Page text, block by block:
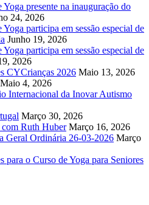
Yoga presente na inauguração do
24, 2026
Yoga participa em sessão especial de
Junho 19, 2026
Yoga participa em sessão especial de
2026
CYCrianças 2026 Maio 13, 2026
Maio 4, 2026
Internacional da Inovar Autismo
Março 30, 2026
com Ruth Huber Março 16, 2026
Geral Ordinária 26-03-2026 Março
para o Curso de Yoga para Seniores